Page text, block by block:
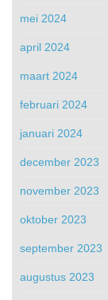
mei 2024
april 2024
maart 2024
februari 2024
januari 2024
december 2023
november 2023
oktober 2023
september 2023
augustus 2023